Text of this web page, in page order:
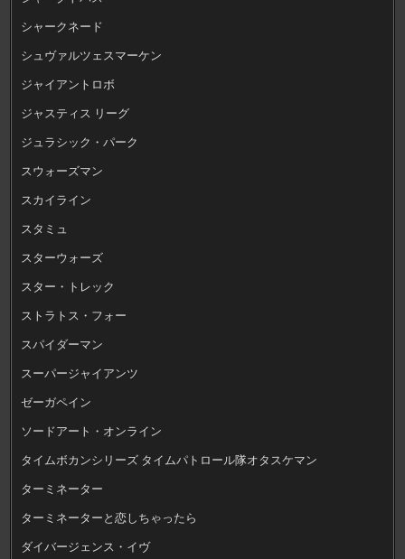
シャークネード
シュヴァルツェスマーケン
ジャイアントロボ
ジャスティス リーグ
ジュラシック・パーク
スウォーズマン
スカイライン
スタミュ
スターウォーズ
スター・トレック
ストラトス・フォー
スパイダーマン
スーパージャイアンツ
ゼーガペイン
ソードアート・オンライン
タイムボカンシリーズ タイムパトロール隊オタスケマン
ターミネーター
ターミネーターと恋しちゃったら
ダイバージェンス・イヴ